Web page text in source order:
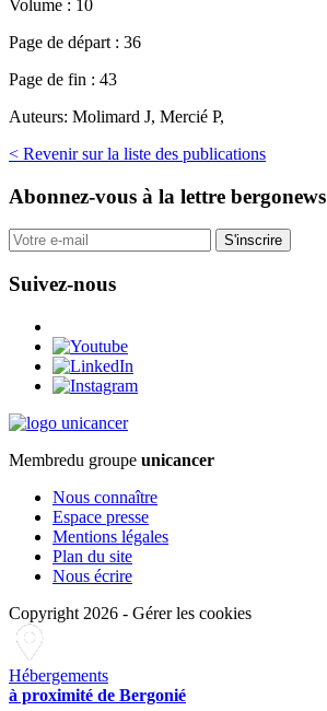
Volume : 10
Page de départ : 36
Page de fin : 43
Auteurs: Molimard J, Mercié P,
< Revenir sur la liste des publications
Abonnez-vous à la lettre bergonews
S'inscrire
Suivez-nous
Membredu groupe unicancer
Nous connaître
Espace presse
Mentions légales
Plan du site
Nous écrire
Copyright 2026 - Gérer les cookies
Hébergements
à proximité de Bergonié